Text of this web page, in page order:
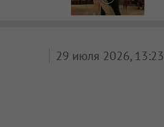
29 июля 2026, 13:23